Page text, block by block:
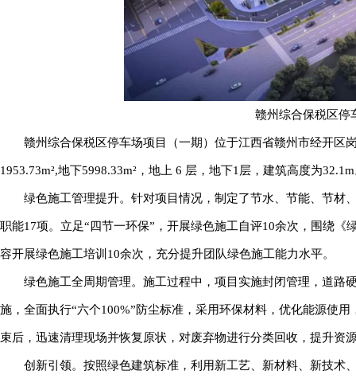
赣州综合保税区停
赣州综合保税区停车场项目（一期）位于江西省赣州市经开区
1953.73m²,地下5998.33m²，地上 6 层，地下1层，建筑高度为
绿色施工管理提升。针对项目情况，制定了节水、节能、节材
职能17项。立足“四节一环保”，开展绿色施工自评10余次，围绕
容开展绿色施工培训10余次，充分提升团队绿色施工能力水平。
绿色施工全周期管理。施工过程中，项目实施封闭管理，道路
施，全面执行“六个100%”防尘标准，采用环保材料，优化能源使
束后，迅速清理现场并恢复原状，对废弃物进行分类回收，提升资
创新引领。按照绿色建筑标准，利用新工艺、新材料、新技术